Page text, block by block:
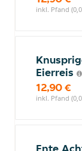
inkl. Pfand
Eierreis
12,90 €
inkl. Pfand